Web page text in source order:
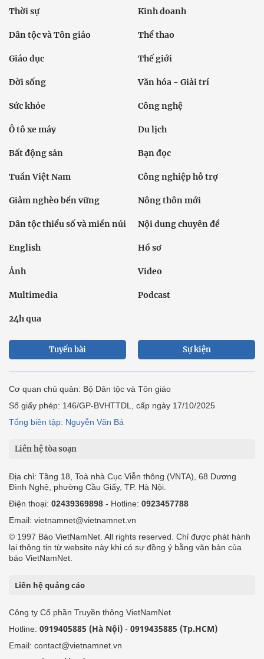
Thời sự Kinh doanh
Dân tộc và Tôn giáo Thể thao
Giáo dục Thế giới
Đời sống Văn hóa - Giải trí
Sức khỏe Công nghệ
Ô tô xe máy Du lịch
Bất động sản Bạn đọc
Tuần Việt Nam Công nghiệp hỗ trợ
Giảm nghèo bền vững Nông thôn mới
Dân tộc thiểu số và miền núi Nội dung chuyên đề
English Hồ sơ
Ảnh Video
Multimedia Podcast
24h qua
Tuyến bài Sự kiện
Cơ quan chủ quản: Bộ Dân tộc và Tôn giáo
Số giấy phép: 146/GP-BVHTTDL, cấp ngày 17/10/2025
Tổng biên tập: Nguyễn Văn Bá
Liên hệ tòa soạn
Địa chỉ: Tầng 18, Toà nhà Cục Viễn thông (VNTA), 68 Dương
Đình Nghệ, phường Cầu Giấy, TP. Hà Nội.
Điện thoại: 02439369898 - Hotline: 0923457788
Email: vietnamnet@vietnamnet.vn
© 1997 Báo VietNamNet. All rights reserved. Chỉ được phát hành
lại thông tin từ website này khi có sự đồng ý bằng văn bản của
báo VietNamNet.
Liên hệ quảng cáo
Công ty Cổ phần Truyền thông VietNamNet
Hotline: 0919405885 (Hà Nội) - 0919435885 (Tp.HCM)
Email: contact@vietnamnet.vn